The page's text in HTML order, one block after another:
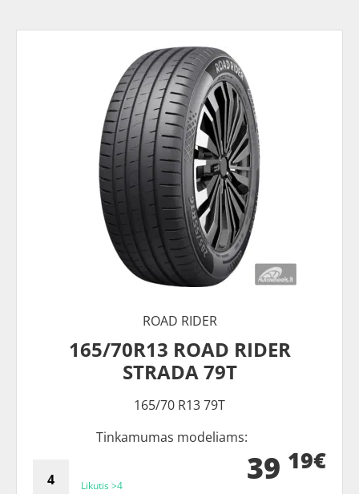
ROAD RIDER
165/70R13 ROAD RIDER
STRADA 79T
165/70 R13 79T
Tinkamumas modeliams:
Likutis >4 39 19€